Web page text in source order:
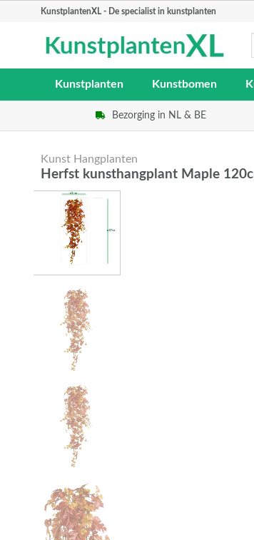
KunstplantenXL - De specialist in kunstplanten
Kunstplanten Kunstbomen
Bezorging in NL & BE
Kunst Hangplanten
Herfst kunsthangplant Maple